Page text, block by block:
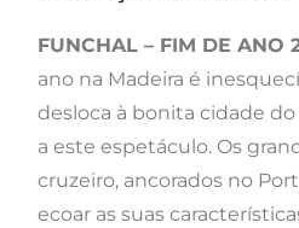
FUNCHAL – FIM DE ANO
ano na Madeira é
desloca à bonita cidade
a este espetáculo. Os
cruzeiro, ancorados no
ecoar as suas